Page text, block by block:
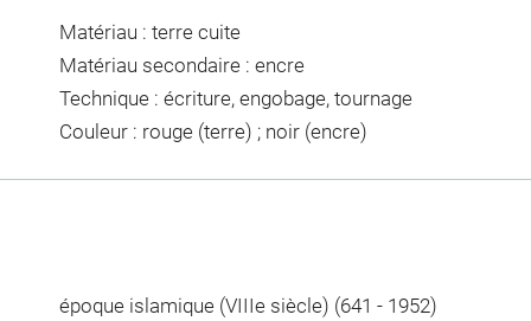
Matériau : terre cuite
Matériau secondaire : encre
Technique : écriture, engobage, tournage
Couleur : rouge (terre) ; noir (encre)
époque islamique (VIIIe siècle) (641 - 1952)